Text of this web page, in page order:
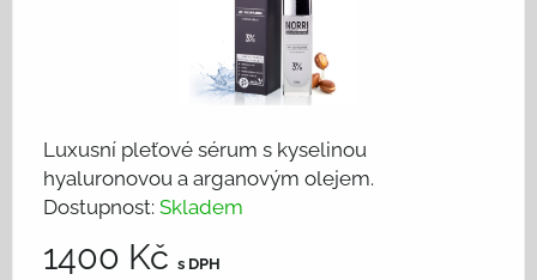
Luxusní pleťové sérum s kyselinou
hyaluronovou a arganovým olejem.
Dostupnost: Skladem
1400 Kč s DPH